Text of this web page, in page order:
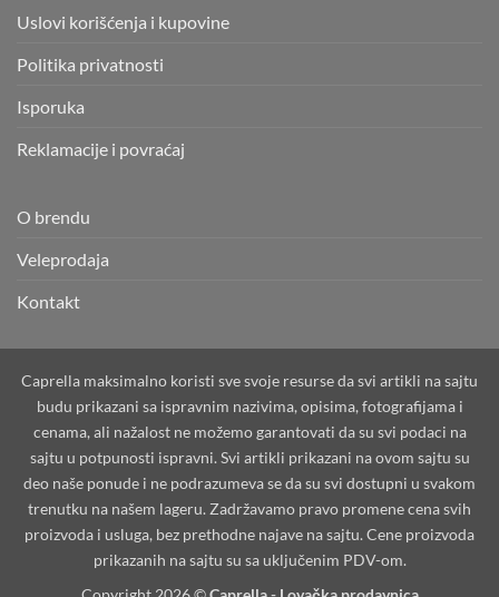
Uslovi korišćenja i kupovine
Politika privatnosti
Isporuka
Reklamacije i povraćaj
O brendu
Veleprodaja
Kontakt
Caprella maksimalno koristi sve svoje resurse da svi artikli na sajtu
budu prikazani sa ispravnim nazivima, opisima, fotografijama i
cenama, ali nažalost ne možemo garantovati da su svi podaci na
sajtu u potpunosti ispravni. Svi artikli prikazani na ovom sajtu su
deo naše ponude i ne podrazumeva se da su svi dostupni u svakom
trenutku na našem lageru. Zadržavamo pravo promene cena svih
proizvoda i usluga, bez prethodne najave na sajtu. Cene proizvoda
prikazanih na sajtu su sa uključenim PDV-om.